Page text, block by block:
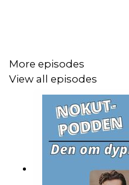
More episodes
View all episodes